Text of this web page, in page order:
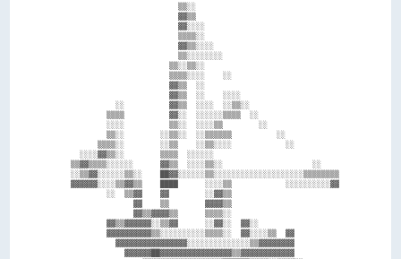
                          ▒▒░░
                          ▓▓▒▒
                          ▓▓░░░░
                          ▒▒▒▒░░
                          ▓▓▒▒░░░░
                          ▒▒░░░░░░░░
                        ▒▒░░▒▒░░
                        ▒▒▒▒░░░░    ░░
                        ▓▓▒▒  ░░
                        ▓▓▒▒  ░░    ░░░░
            ░░          ▓▓▒▒  ░░░░  ░░▒▒░░
          ▒▒▒▒          ▓▓░░  ░░░░░░▒▒▒▒  ░░
          ░░░░          ▒▒░░  ░░░░▒▒        ░░
          ▒▒░░        ░░▒▒░░  ░░▒▒▒▒▒▒          ░░
        ▒▒▒▒░░        ░░▒▒    ░░▒▒░░░░            ░░
    ░░░░▓▓▒▒░░        ▒▒▒▒  ░░░░░░
  ▒▒▓▓▒▒▒▒░░░░░░      ▓▓▒▒  ░░░░▒▒░░                    ░░
  ░░▒▒▓▓░░░░░░▒▒░░    ██▓▓░░░░░░▒▒░░░░░░░░░░░░░░░░░░░░▒▒▒▒▒▒▒▒
  ▓▓▓▓▓▓░░░░▒▒▓▓▒▒    ████      ░░░░▒▒            ░░░░░░░░░░▓▓
          ░░  ▒▒▓▓    ▓▓        ░░▓▓▒▒
                ▓▓    ▒▒        ▓▓▓▓▒▒
                ▓▓▒▒▓▓▓▓▒▒      ▒▒▒▒░░
          ▓▓▒▒▓▓▓▓▓▓░░▒▒▓▓      ░░▓▓░░  ▓▓░░
          ▓▓▓▓▓▓▓▓▓▓▒▒░░░░░░░░░░▒▒▒▒░░  ▓▓░░░░▒▒  ▓▓
            ▓▓▓▓▓▓▓▓▓▓▓▓▓▓▓▓░░░░░░░░░░░░░░▒▒▓▓▓▓▓▓▓▓
              ▓▓▓▓▓▓██▓▓▓▓▓▓▓▓▓▓▓▓▓▓▓▓▒▒▓▓▓▓▓▓▓▓▓▓▓▓